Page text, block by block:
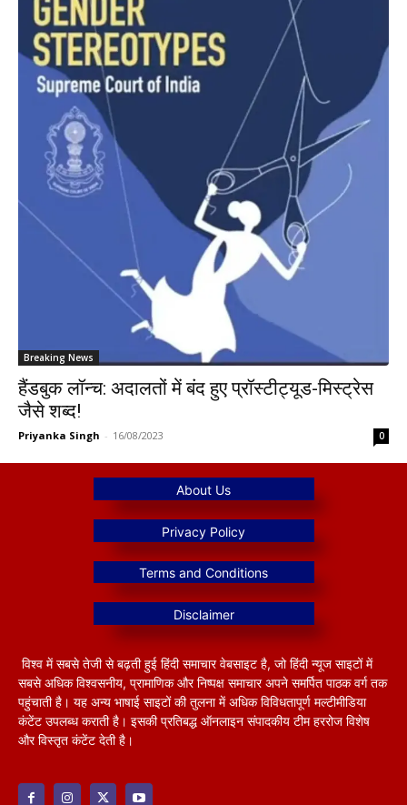
Breaking News
हैंडबुक लॉन्च: अदालतों में बंद हुए प्रॉस्टीट्यूड-मिस्ट्रेस
जैसे शब्द!
Priyanka Singh - 16/08/2023 0
विश्व में सबसे तेजी से बढ़ती हुई हिंदी समाचार वेबसाइट है, जो हिंदी न्यूज साइटों में
सबसे अधिक विश्वसनीय, प्रामाणिक और निष्पक्ष समाचार अपने समर्पित पाठक वर्ग तक
पहुंचाती है। यह अन्य भाषाई साइटों की तुलना में अधिक विविधतापूर्ण मल्टीमीडिया
कंटेंट उपलब्ध कराती है। इसकी प्रतिबद्ध ऑनलाइन संपादकीय टीम हररोज विशेष
और विस्तृत कंटेंट देती है।